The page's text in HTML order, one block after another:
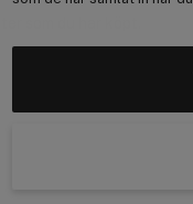
som du har köpt.